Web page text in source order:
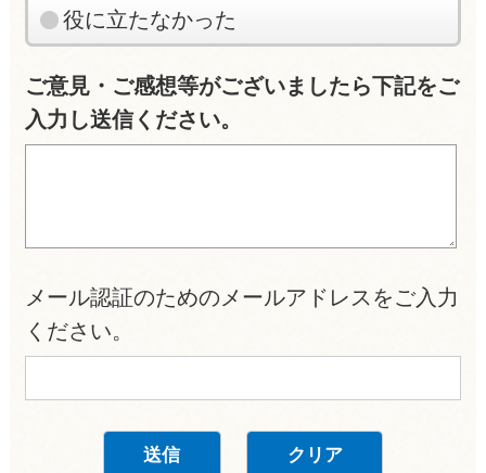
役に立たなかった
ご意見・ご感想等がございましたら下記をご
入力し送信ください。
メール認証のためのメールアドレスをご入力
ください。